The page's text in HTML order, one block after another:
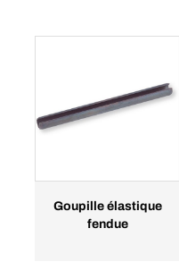
Goupille élastique
fendue